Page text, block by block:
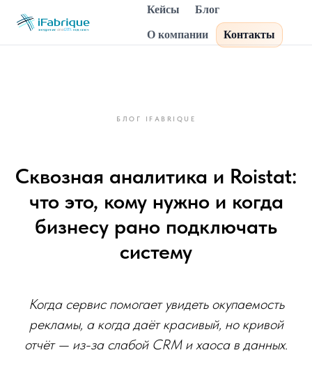
Кейсы Блог
О компании Контакты
БЛОГ IFABRIQUE
Сквозная аналитика и Roistat:
что это, кому нужно и когда
бизнесу рано подключать
систему
Когда сервис помогает увидеть окупаемость
рекламы, а когда даёт красивый, но кривой
отчёт — из-за слабой CRM и хаоса в данных.